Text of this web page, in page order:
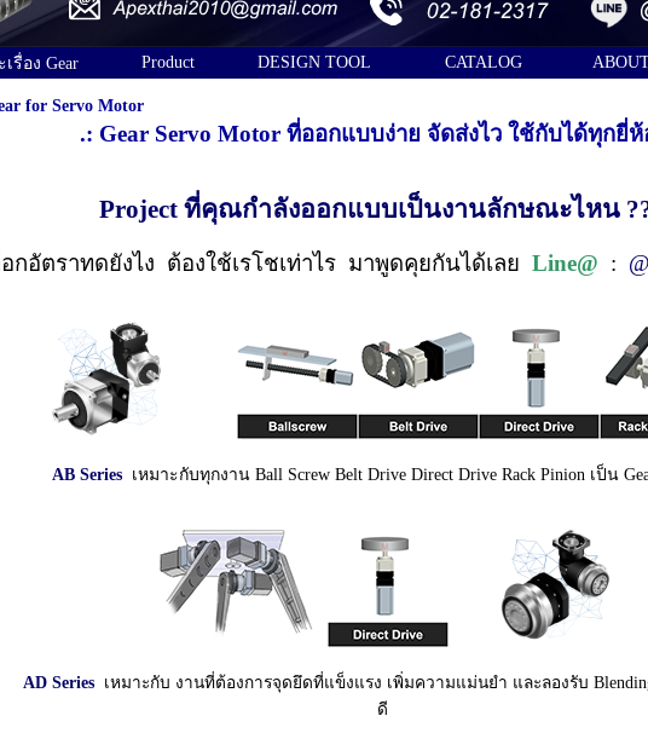
เรื่อง Gear Product DESIGN TOOL CATALOG
for Servo Motor
.: Gear Servo Motor ที่ออกแบบง่าย จัดส่งไว ใช้กับได้ทุกยี่ห้
Project ที่คุณกำลังออกแบบเป็นงานลักษณะไหน
อกอัตราทดยังไง ต้องใช้เรโชเท่าไร มาพูดคุยกันได้เลย Line@ :
AB Series เหมาะกับทุกงาน Ball Screw Belt Drive Direct Drive Rack Pinion เป็น
AD Series เหมาะกับ งานที่ต้องการจุดยึดที่แข็งแรง เพิ่มความแม่นยำ และลองรับ
ดี